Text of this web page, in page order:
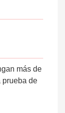
más de
prueba de